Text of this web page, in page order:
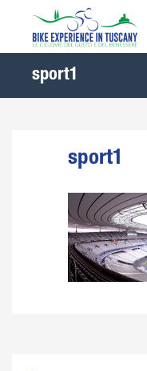
sport1
sport1